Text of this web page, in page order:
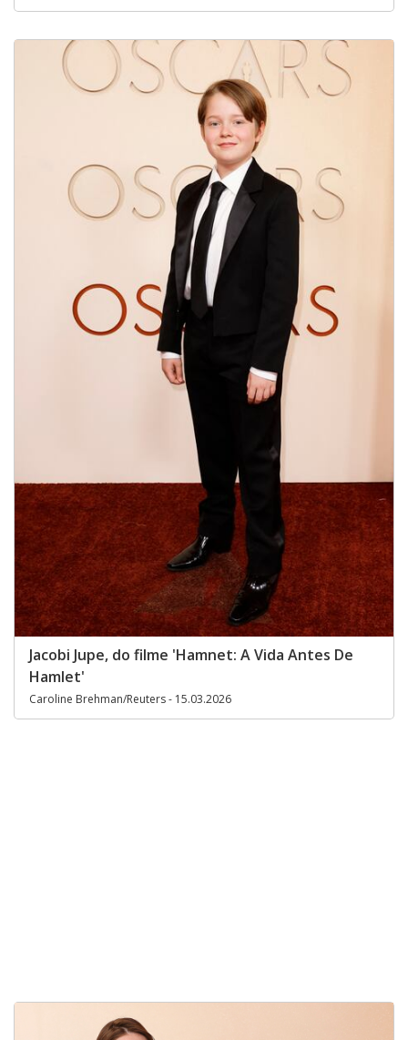
Jacobi Jupe, do filme 'Hamnet: A Vida Antes De
Hamlet'
Caroline Brehman/Reuters - 15.03.2026